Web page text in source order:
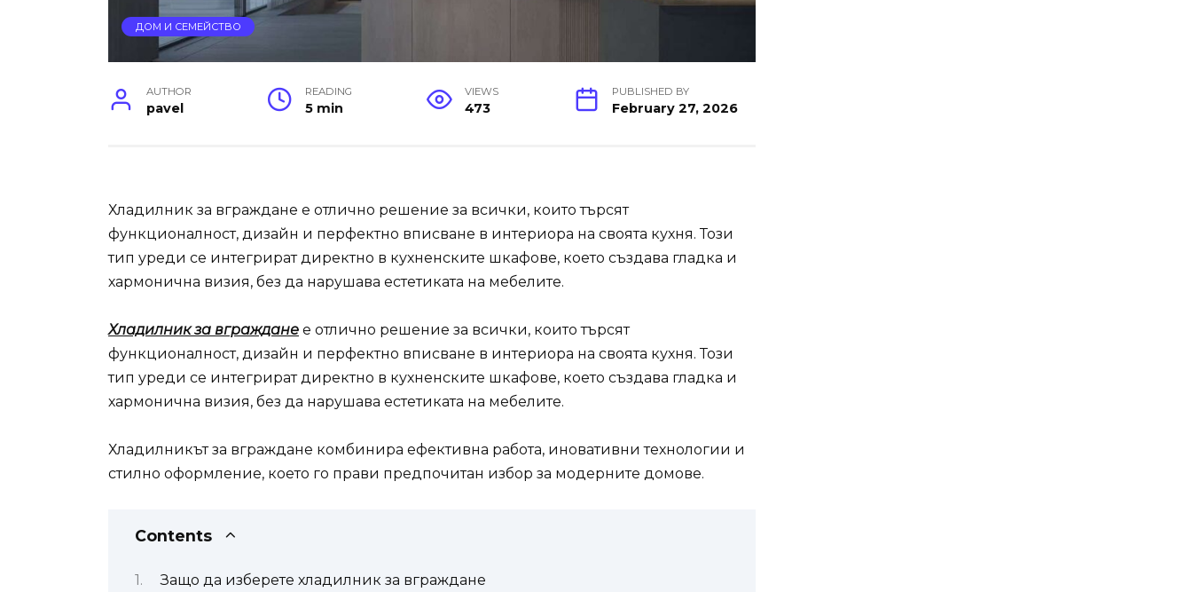
ДОМ И СЕМЕЙСТВО
AUTHOR
pavel
READING
5 min
VIEWS
473
PUBLISHED BY
February 27, 2026
Хладилник за вграждане е отлично решение за всички, които търсят
функционалност, дизайн и перфектно вписване в интериора на своята кухня. Този
тип уреди се интегрират директно в кухненските шкафове, което създава гладка и
хармонична визия, без да нарушава естетиката на мебелите.
Хладилник за вграждане е отлично решение за всички, които търсят
функционалност, дизайн и перфектно вписване в интериора на своята кухня. Този
тип уреди се интегрират директно в кухненските шкафове, което създава гладка и
хармонична визия, без да нарушава естетиката на мебелите.
Хладилникът за вграждане комбинира ефективна работа, иновативни технологии и
стилно оформление, което го прави предпочитан избор за модерните домове.
Contents
Защо да изберете хладилник за вграждане